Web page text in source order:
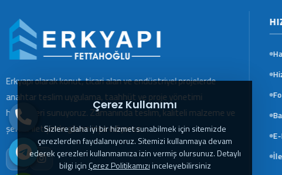
Erkyapı olarak konut, ticari alan ve endüstriyel projelerde
anahtar teslim uygulama, taahhüt ve proje yönetimi
hizmetleri sunuyoruz. Zamanında teslim, kaliteli malzeme ve
şeffaf iletişimle güven inşa ediyoruz.
Çerez Kullanımı
Sizlere daha iyi bir hizmet sunabilmek için sitemizde
çerezlerden faydalanıyoruz. Sitemizi kullanmaya devam
ederek çerezleri kullanmamıza izin vermiş olursunuz. Detaylı
bilgi için Çerez Politikamızıinceleyebilirsiniz